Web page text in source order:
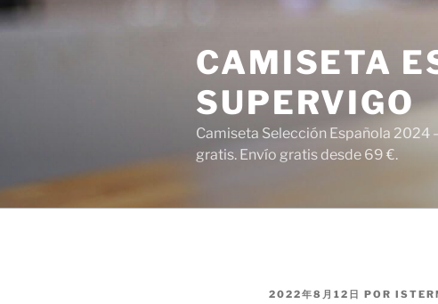
Saltar
al
CAMISETA
SUPERVIGO
Camiseta Selección Española 2024
gratis. Envío gratis desde 69 €.
PUBLICADO
2022年8月12日 POR